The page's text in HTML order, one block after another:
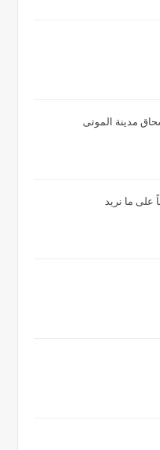
مدينة الموتى
على ما نريد